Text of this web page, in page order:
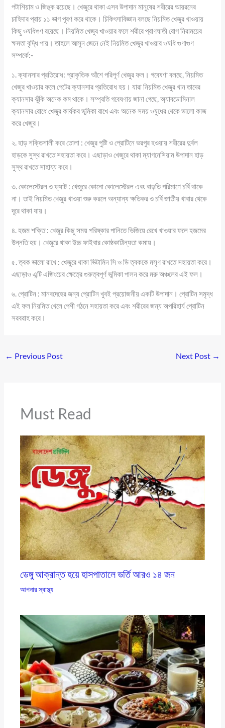
পটাশিয়াম ও জিঙ্ক রয়েছে। খেজুরে থাকা এসব উপাদান মানুষের শরীরের আয়রনের
চাহিদার প্রায় ১১ ভাগ পূরণ করে থাকে। চিকিৎসাবিজ্ঞান বলছে নিয়মিত খেজুর খাওয়ায়
কিছু ওষধিগুণ রয়েছে। নিয়মিত খেজুর খাওয়ার ফলে শরীরে প্রাণঘাতী রোগ নিরাময়ের
ক্ষমতা বৃদ্ধি পায়। তাহলে আসুন জেনে নেই নিয়মিত খেজুর খাওয়ার ওষধি গুণাগুণ
সম্পর্কে:-
১. ক্যানসার প্রতিরোধ: প্রাকৃতিক আঁশে পরিপূর্ণ খেজুর ফল। গবেষণা বলছে, নিয়মিত
খেজুর খাওয়ার ফলে পেটের ক্যানসার প্রতিরোধ হয়। যারা নিয়মিত খেজুর খান তাদের
ক্যানসার ঝুঁকি অনেক কম থাকে। সম্প্রতি গবেষণায় জানা গেছে, অ্যাবডোমিনাল
ক্যানসার রোধে খেজুর কার্যকর ভূমিকা রাখে এবং অনেক সময় ওষুধের থেকে ভালো কাজ
করে খেজুর।
২. হাড় শক্তিশালী করে তোলা : খেজুর পুষ্টি ও প্রোটিনে ভরপুর হওয়ায় শরীরের দুর্বল
হাড়কে সুস্থ রাখতে সহায়তা করে। এছাড়াও খেজুরে থাকা ম্যাগনেসিয়াম উপাদান হাড়
সুস্থ রাখতে সাহায্য করে।
৩. কোলেস্টেরল ও ফ্যাট : খেজুরে কোনো কোলেস্টেরল এবং বাড়তি পরিমাণে চর্বি থাকে
না। তাই নিয়মিত খেজুর খাওয়া শুরু করলে অন্যান্য ক্ষতিকর ও চর্বি জাতীয় খাবার থেকে
দূরে থাকা যায়।
৪. হজম শক্তি : খেজুর কিছু সময় পরিষ্কার পানিতে ভিজিয়ে রেখে খাওয়ার ফলে হজমের
উন্নতি হয়। খেজুরে থাকা উচ্চ ফাইবার কোষ্ঠকাঠিন্যতা কমায়।
৫. ত্বক ভালো রাখে : খেজুরে থাকা ভিটামিন সি ও ডি ত্বককে মসৃণ রাখতে সহায়তা করে।
এছাড়াও এন্টি এজিংয়ের ক্ষেত্রে গুরুত্বপূর্ণ ভূমিকা পালন করে মরু অঞ্চলের এই ফল।
৬. প্রোটিন : মানবদেহের জন্য প্রোটিন খুবই প্রয়োজনীয় একটি উপাদান। প্রোটিন সমৃদ্ধ
এই ফল নিয়মিত খেলে পেশী গঠনে সহায়তা করে এবং শরীরের জন্য অপরিহার্য প্রোটিন
সরবরাহ করে।
← Previous Post Next Post →
Must Read
ডেঙ্গু আক্রান্ত হয়ে হাসপাতালে ভর্তি আরও ১৪ জন
আপনার স্বাস্থ্য